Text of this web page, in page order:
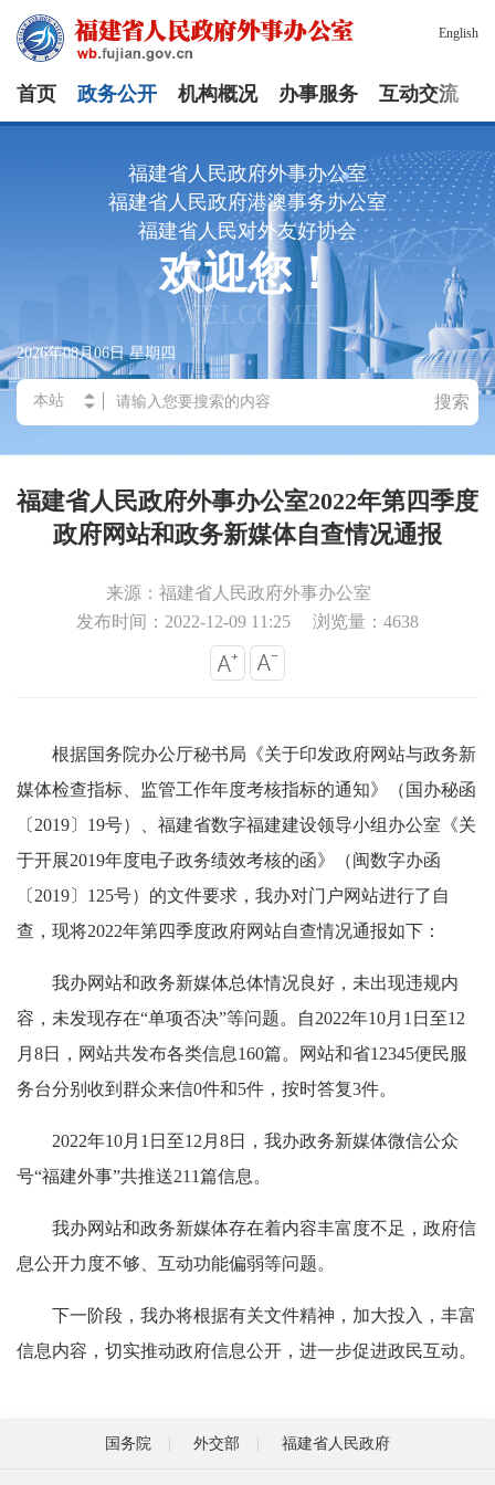
English
首页 政务公开 机构概况 办事服务 互动交流
福建省人民政府外事办公室
福建省人民政府港澳事务办公室
福建省人民对外友好协会
欢迎您！
WELCOME
2026年08月06日 星期四
搜索
福建省人民政府外事办公室2022年第四季度
政府网站和政务新媒体自查情况通报
来源：福建省人民政府外事办公室
发布时间：2022-12-09 11:25
浏览量：4638
根据国务院办公厅秘书局《关于印发政府网站与政务新
媒体检查指标、监管工作年度考核指标的通知》（国办秘函
〔2019〕19号）、福建省数字福建建设领导小组办公室《关
于开展2019年度电子政务绩效考核的函》（闽数字办函
〔2019〕125号）的文件要求，我办对门户网站进行了自
查，现将2022年第四季度政府网站自查情况通报如下：
我办网站和政务新媒体总体情况良好，未出现违规内
容，未发现存在“单项否决”等问题。自2022年10月1日至12
月8日，网站共发布各类信息160篇。网站和省12345便民服
务台分别收到群众来信0件和5件，按时答复3件。
2022年10月1日至12月8日，我办政务新媒体微信公众
号“福建外事”共推送211篇信息。
我办网站和政务新媒体存在着内容丰富度不足，政府信
息公开力度不够、互动功能偏弱等问题。
下一阶段，我办将根据有关文件精神，加大投入，丰富
信息内容，切实推动政府信息公开，进一步促进政民互动。
国务院 外交部 福建省人民政府